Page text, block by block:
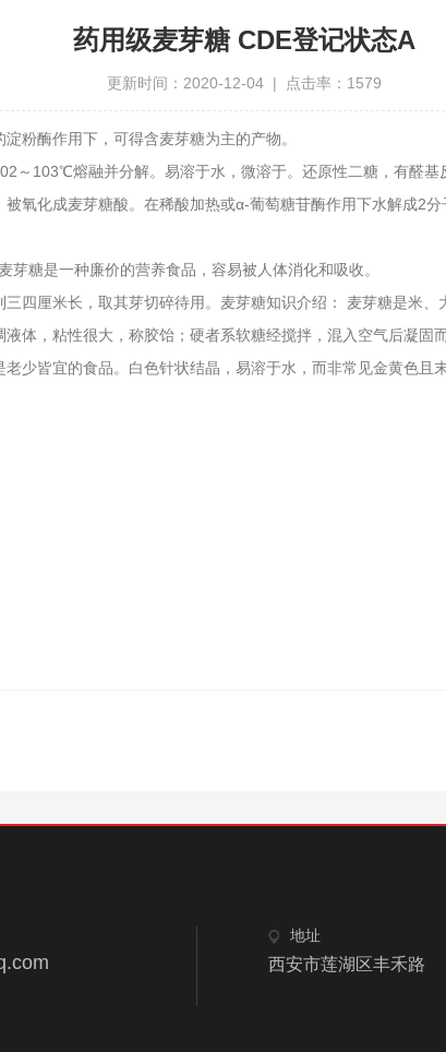
药用级麦芽糖 CDE登记状态A
更新时间：2020-12-04 | 点击率：1579
粉酶作用下，可得含麦芽糖为主的产物。
～103℃熔融并分解。易溶于水，微溶于。 还原性二糖 ，有醛
被氧化成麦芽糖酸。在稀酸加热或α-葡萄糖苷酶作用下水解成2
芽糖是一种廉价的营养食品，容易被人体消化和吸收。
四厘米长，取其芽切碎待用。麦芽糖知识介绍： 麦芽糖是米
体，粘性很大，称胶饴；硬者系软糖经搅拌，混入空气后凝
少皆宜的食品。白色针状结晶，易溶于水，而非常见金黄色 且
地址
西安市莲湖区丰禾路